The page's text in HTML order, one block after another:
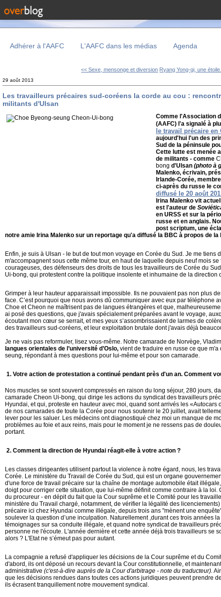
Adhérer à l'AAFC L'AAFC dans les médias Agenda
<< Sexe, mensonge et diversion Ryang Yong-gi, une
29 août 2013
Les travailleurs précaires sud-coréens la corde au cou :
militants d'Ulsan
Comme l'Association
(AAFC) l'a signalé à
le travail précaire en
aujourd'hui l'un des
Sud de la péninsule
Cette lutte est menée
de militants - comme
bong d'Ulsan (photo à
Malenko, écrivain,
Irlande-Corée,
ci-après du russe le
diffusé le 20 août
Irina Malenko vit
est l'auteur de
en URSS et sur la
russe et en anglais.
post scriptum, une
notre amie Irina Malenko sur un reportage qu'a diffusé la BBC à propos de
Enfin, je suis à Ulsan - le but de tout mon voyage en Corée du Sud. Je me tiens
m'accompagnent sous cette même tour, en haut de laquelle depuis neuf mois
courageuses, des défenseurs des droits de tous les travailleurs de Corée du
Ui-bong, qui protestent contre la politique insolente et inhumaine de la direction
Grimper à leur hauteur apparaissait impossible. Ils ne pouvaient pas non plus
face. C’est pourquoi que nous avons dû communiquer avec eux par téléphone
Choe et Cheon ne maîtrisent pas de langues étrangères et que,
ai posé des questions, que j'avais spécialement préparées avant le voyage,
écoutant mon cœur se serrait, et mes yeux s’assombrissaient de larmes de
des travailleurs sud-coréens, et leur exploitation brutale dont j'avais déjà
Je ne vais pas reformuler, lisez vous-même. Notre camarade de Norvège,
langues orientales de l’université d’Oslo, vient de traduire en russe ce que
seung, répondant à mes questions pour lui-même et pour son camarade.
1. Votre action de protestation a continué pendant près d'un an. Comment
Nos muscles se sont souvent compressés en raison du long séjour, 280 jours,
camarade Cheon Ui-bong, qui dirige les actions du syndicat des travailleurs
Hyundai, et qui, proteste en hauteur avec moi, quand sont arrivés les
de nos camarades de toute la Corée pour nous soutenir le 20 juillet, avait
lever pour les saluer. Les médecins ont diagnostiqué chez moi un manque de
problèmes au foie et aux reins, mais pour le moment je ne ressens pas de
portant.
2. Comment la direction de Hyundai réagit-elle à votre action ?
Les classes dirigeantes utilisent partout la violence à notre égard, nous, les
Corée. Le ministère du Travail de Corée du Sud, qui est un organe
d'une force de travail précaire sur la chaîne de montage automobile était
doigt pour corriger cette situation, que lui-même définit comme contraire à la loi.
du procureur - en dépit du fait que la Cour suprême et le Comité pour les
ministère du Travail chargé, notamment, de vérifier la légalité des
précaire ici chez Hyundai comme illégale, depuis trois ans "mènent une
soulever la question d’une inculpation. Naturellement ,durant ces trois années
témoignages sur sa conduite illégale, et quand notre syndicat de travailleurs
personne ne l'écoute. L'année dernière et cette année déjà trois travailleurs se
alors ? L'Etat ne s’émeut pas pour autant.
La compagnie a refusé d'appliquer les décisions de la Cour suprême et du
d'abord, ils ont déposé un recours devant la Cour constitutionnelle, et
administrative (c'est-à-dire auprès de la Cour d'arbitrage - note du traducteur).
que les décisions rendues dans toutes ces actions juridiques peuvent prendre
ils écrasent tranquillement notre mouvement syndical.